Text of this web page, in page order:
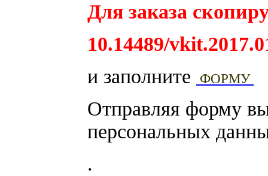
Для заказа
10.14489/
и заполните
ФОРМУ
Отправляя форму
персональных
.